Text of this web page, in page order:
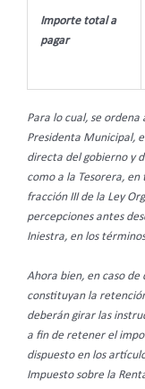
Importe total a
pagar
Para lo cual, se
Presidenta Municipal,
directa del gobierno y
como a la Tesorera,
fracción III de la Ley
percepciones antes
Iniestra, en los
Ahora bien, en caso
constituyan la
deberán girar las
a fin de retener el
dispuesto en los
Impuesto sobre la